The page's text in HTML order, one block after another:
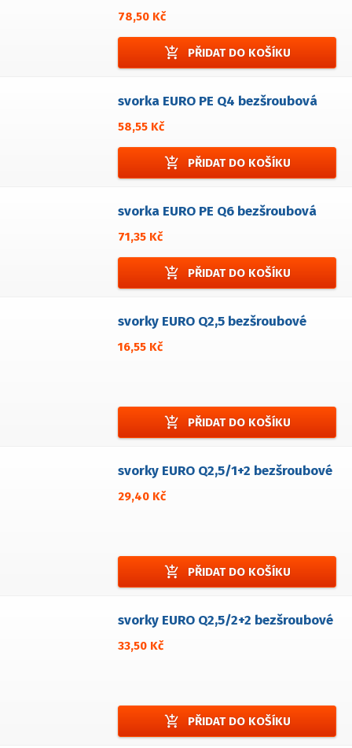
78,50 Kč
add_shopping_cart PŘIDAT DO KOŠÍKU
svorka EURO PE Q4 bezšroubová
58,55 Kč
add_shopping_cart PŘIDAT DO KOŠÍKU
svorka EURO PE Q6 bezšroubová
71,35 Kč
add_shopping_cart PŘIDAT DO KOŠÍKU
svorky EURO Q2,5 bezšroubové
16,55 Kč
add_shopping_cart PŘIDAT DO KOŠÍKU
svorky EURO Q2,5/1+2 bezšroubové
29,40 Kč
add_shopping_cart PŘIDAT DO KOŠÍKU
svorky EURO Q2,5/2+2 bezšroubové
33,50 Kč
add_shopping_cart PŘIDAT DO KOŠÍKU